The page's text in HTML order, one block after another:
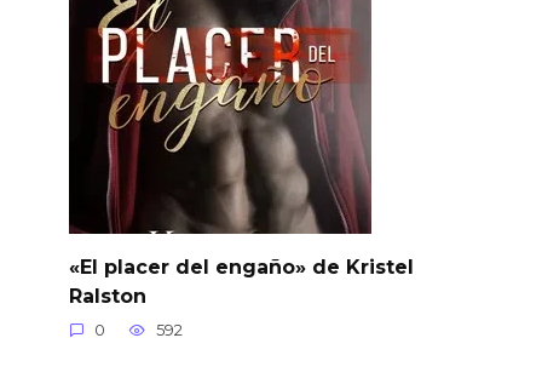
«El placer del engaño» de Kristel
Ralston
0 592